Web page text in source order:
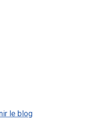
le blog